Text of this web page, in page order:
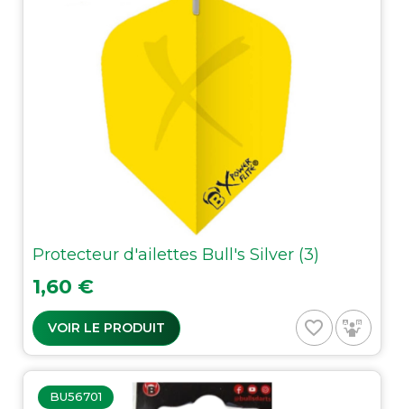
Protecteur d'ailettes Bull's Silver (3)
Prix
1,60 €
VOIR LE PRODUIT favorite_border
BU56701